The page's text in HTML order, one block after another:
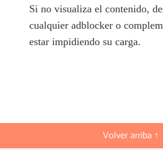
Si no visualiza el contenido,
cualquier adblocker o
estar impidiendo su carga.
Volver arriba ↑